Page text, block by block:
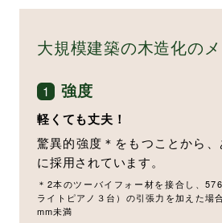
大規模建築の木造化の
1 強度
軽くても丈夫！
驚異的強度＊をもつことから
に採用されています。
＊2本のツーバイフォー材を接合し、
ライトピアノ３台）の引張力を加えた場
mm未満